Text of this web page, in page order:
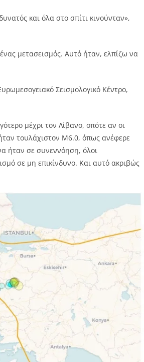
και όλα στο σπίτι κινούνταν»,
μετασεισμός. Αυτό ήταν, ελπίζω να
Σεισμολογικό Κέντρο,
μέχρι τον Λίβανο, οπότε αν οι
τουλάχιστον M6.0, όπως ανέφερε
ήταν σε συνεννόηση, όλοι
σε μη επικίνδυνο. Και αυτό ακριβώς